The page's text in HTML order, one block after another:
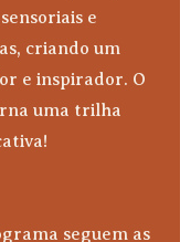
e
criando um
e inspirador. O
uma trilha
seguem as